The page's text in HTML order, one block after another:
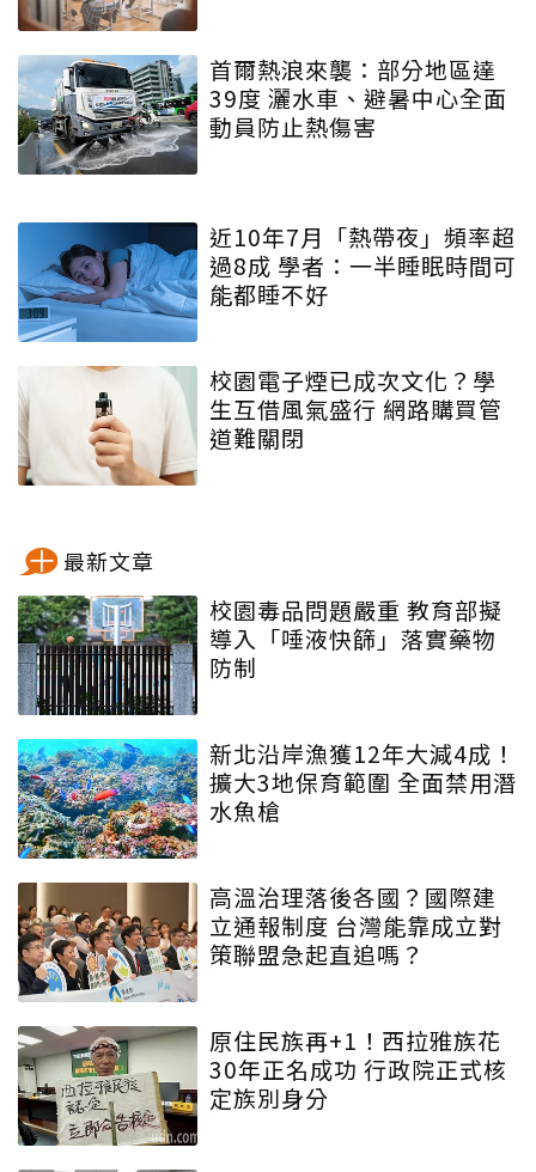
首爾熱浪來襲：部分地區達
39度 灑水車、避暑中心全面
動員防止熱傷害
近10年7月「熱帶夜」頻率超
過8成 學者：一半睡眠時間可
能都睡不好
校園電子煙已成次文化？學
生互借風氣盛行 網路購買管
道難關閉
最新文章
校園毒品問題嚴重 教育部擬
導入「唾液快篩」落實藥物
防制
新北沿岸漁獲12年大減4成！
擴大3地保育範圍 全面禁用潛
水魚槍
高溫治理落後各國？國際建
立通報制度 台灣能靠成立對
策聯盟急起直追嗎？
原住民族再+1！西拉雅族花
30年正名成功 行政院正式核
定族別身分